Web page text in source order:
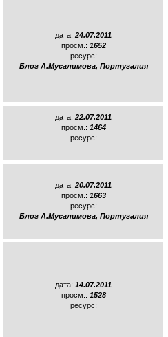
дата: 24.07.2011
просм.: 1652
ресурс:
Блог А.Мусалимова, Португалия
дата: 22.07.2011
просм.: 1464
ресурс:
дата: 20.07.2011
просм.: 1663
ресурс:
Блог А.Мусалимова, Португалия
дата: 14.07.2011
просм.: 1528
ресурс: